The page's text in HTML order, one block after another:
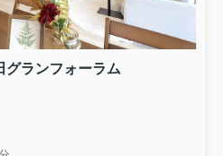
衣摺５丁目 売り土地をご契
きましたこの度は弊社売主の
選びいただき誠にありがとう
す。お引き渡しまで、ご満足
るよう引き続きしっかりと責
御礼☆★☆
グランフォーラム